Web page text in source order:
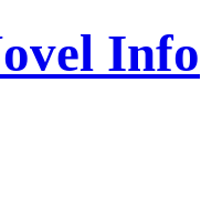
Info